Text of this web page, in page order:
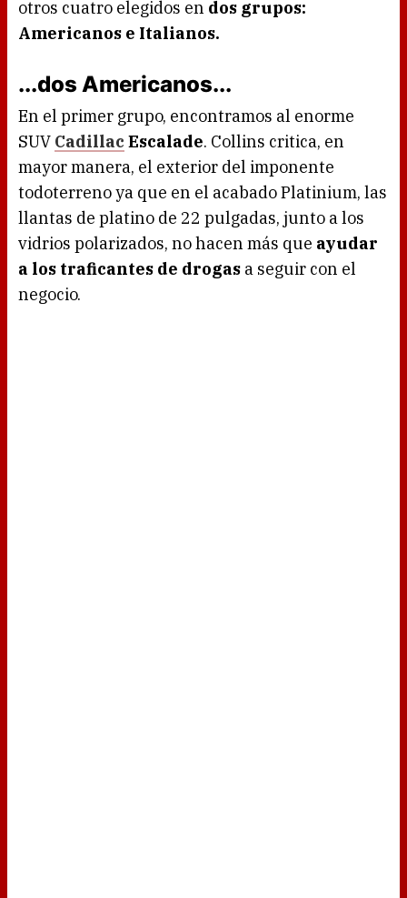
otros cuatro elegidos en dos grupos:
Americanos e Italianos.
...dos Americanos...
En el primer grupo, encontramos al enorme
SUV Cadillac Escalade. Collins critica, en
mayor manera, el exterior del imponente
todoterreno ya que en el acabado Platinium, las
llantas de platino de 22 pulgadas, junto a los
vidrios polarizados, no hacen más que ayudar
a los traficantes de drogas a seguir con el
negocio.